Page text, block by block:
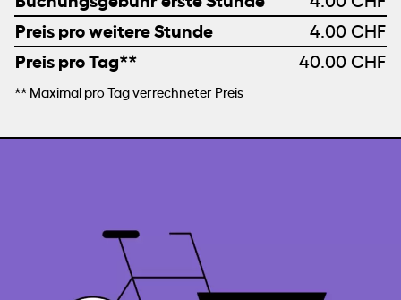
Preis pro weitere Stunde 4.00 CHF
Preis pro Tag** 40.00 CHF
** Maximal pro Tag verrechneter Preis